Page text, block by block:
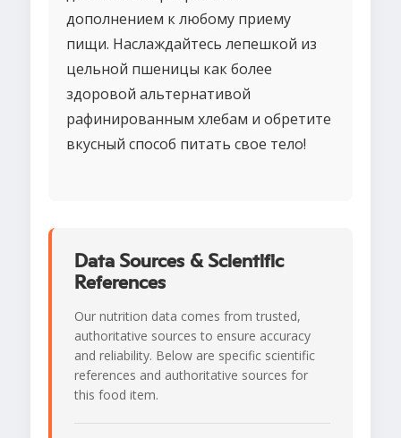
дополнением к любому приему
пищи. Наслаждайтесь лепешкой из
цельной пшеницы как более
здоровой альтернативой
рафинированным хлебам и обретите
вкусный способ питать свое тело!
Data Sources & Scientific
References
Our nutrition data comes from trusted,
authoritative sources to ensure accuracy
and reliability. Below are specific scientific
references and authoritative sources for
this food item.